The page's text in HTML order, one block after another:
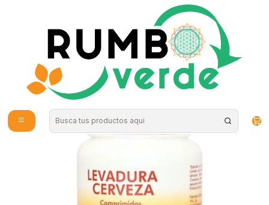
Envío gratis por compras sobre los 59.990 en la provincia de Santiago
Digestive Health
Pharma Knop - Levadura de Cerveza 100 capsulas